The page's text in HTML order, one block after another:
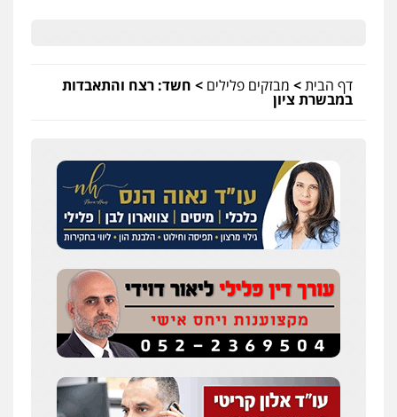
דף הבית> מבזקים פלילים > חשד: רצח והתאבדות
במבשרת ציון